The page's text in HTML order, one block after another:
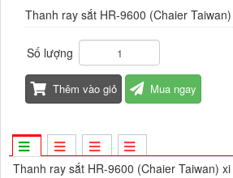
Thanh ray sắt HR-9600 (Chaier
Số lượng
Thêm vào giỏ Mua ngay
Thanh ray sắt HR-9600 (Chaier Taiwan)